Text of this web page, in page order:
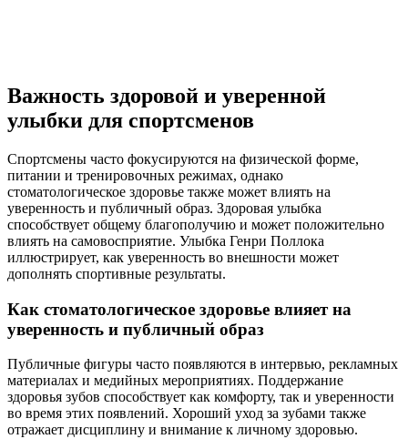
Важность здоровой и уверенной
улыбки для спортсменов
Спортсмены часто фокусируются на физической форме,
питании и тренировочных режимах, однако
стоматологическое здоровье также может влиять на
уверенность и публичный образ. Здоровая улыбка
способствует общему благополучию и может положительно
влиять на самовосприятие. Улыбка Генри Поллока
иллюстрирует, как уверенность во внешности может
дополнять спортивные результаты.
Как стоматологическое здоровье влияет на
уверенность и публичный образ
Публичные фигуры часто появляются в интервью, рекламных
материалах и медийных мероприятиях. Поддержание
здоровья зубов способствует как комфорту, так и уверенности
во время этих появлений. Хороший уход за зубами также
отражает дисциплину и внимание к личному здоровью.